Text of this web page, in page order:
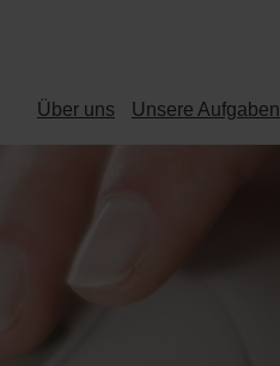
Über uns Unsere Aufgaben